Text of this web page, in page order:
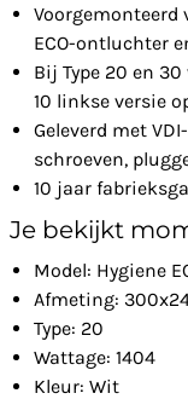
Voorgemonteerd
ECO-ontluchter
Bij Type 20 en
10 linkse versie
Geleverd met
schroeven,
10 jaar
Je bekijkt
Model: Hygiene
Afmeting:
Type: 20
Wattage: 1404
Kleur: Wit